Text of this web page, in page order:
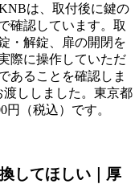
は、取付後に鍵の
確認しています。取
・解錠、扉の開閉を
際に操作していただ
あることを確認しま
渡ししました。東京都
（税込）です。
してほしい｜厚